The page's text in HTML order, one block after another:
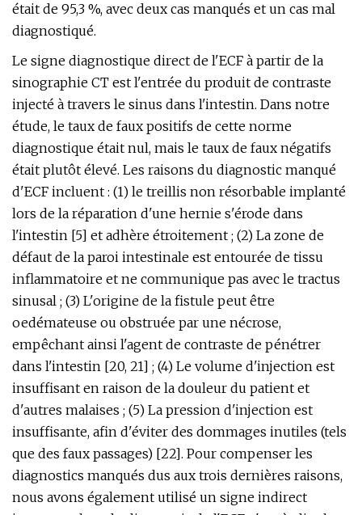
était de 95,3 %, avec deux cas manqués et un cas mal
diagnostiqué.
Le signe diagnostique direct de l'ECF à partir de la
sinographie CT est l'entrée du produit de contraste
injecté à travers le sinus dans l'intestin. Dans notre
étude, le taux de faux positifs de cette norme
diagnostique était nul, mais le taux de faux négatifs
était plutôt élevé. Les raisons du diagnostic manqué
d'ECF incluent : (1) le treillis non résorbable implanté
lors de la réparation d'une hernie s'érode dans
l'intestin [5] et adhère étroitement ; (2) La zone de
défaut de la paroi intestinale est entourée de tissu
inflammatoire et ne communique pas avec le tractus
sinusal ; (3) L'origine de la fistule peut être
oedémateuse ou obstruée par une nécrose,
empêchant ainsi l'agent de contraste de pénétrer
dans l'intestin [20, 21] ; (4) Le volume d'injection est
insuffisant en raison de la douleur du patient et
d'autres malaises ; (5) La pression d'injection est
insuffisante, afin d'éviter des dommages inutiles (tels
que des faux passages) [22]. Pour compenser les
diagnostics manqués dus aux trois dernières raisons,
nous avons également utilisé un signe indirect